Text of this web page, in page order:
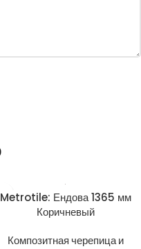
Metrotile: Ендова 1365 мм
Коричневый
Композитная черепица и